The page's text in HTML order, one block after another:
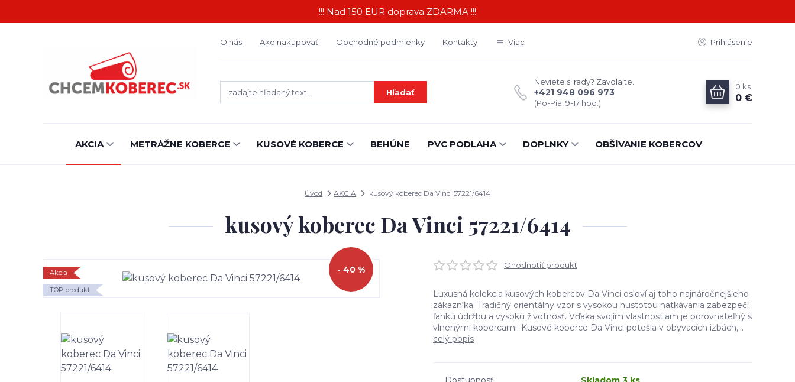
!!! Nad 150 EUR doprava ZDARMA !!!
O nás Ako nakupovať Obchodné podmienky Kontakty Viac Prihlásenie
Hľadať
Neviete si rady? Zavolajte.
+421 948 096 973
(Po-Pia, 9-17 hod.)
0 ks
0 €
AKCIA METRÁŽNE KOBERCE KUSOVÉ KOBERCE BEHÚNE PVC PODLAHA DOPLNKY OBŠÍVANIE KOBERCOV
Úvod AKCIA kusový koberec Da Vinci 57221/6414
kusový koberec Da Vinci 57221/6414
Akcia
TOP produkt
- 40 % Ohodnotiť produkt
Luxusná kolekcia kusových kobercov Da Vinci osloví aj toho najnáročnejšieho
zákazníka. Tradičný orientálny vzor s vysokou hustotou natkávania zabezpečí
ľahkú údržbu a vysokú životnosť. Vďaka svojím vlastnostiam je porovnateľný s
vlnenými kobercami. Kusové koberce Da Vinci potešia v obyvacích izbách,...
celý popis